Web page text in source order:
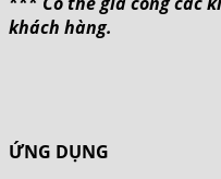
khách hàng.
ỨNG DỤNG